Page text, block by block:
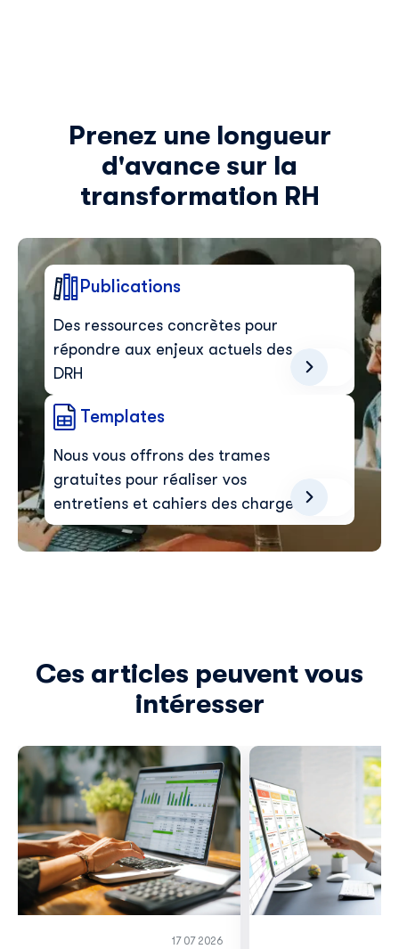
Prenez une longueur
d'avance sur la
transformation RH
Publications
Des ressources concrètes pour
répondre aux enjeux actuels des
DRH
Templates
Nous vous offrons des trames
gratuites pour réaliser vos
entretiens et cahiers des charges
Ces articles peuvent vous
intéresser
17 07 2026